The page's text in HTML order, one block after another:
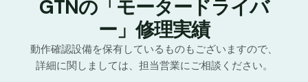
GTNの「モータードライバ
ー」修理実績
動作確認設備を保有しているものもございますので、
詳細に関しましては、担当営業にご相談ください。